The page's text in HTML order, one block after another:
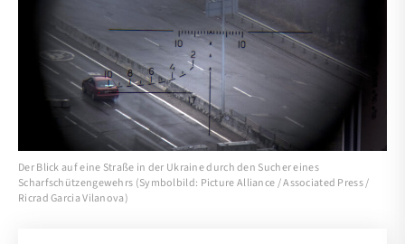
Der Blick auf eine Straße in der Ukraine durch den Sucher eines
Scharfschützengewehrs (Symbolbild: Picture Alliance / Associated Press /
Ricrad Garcia Vilanova)